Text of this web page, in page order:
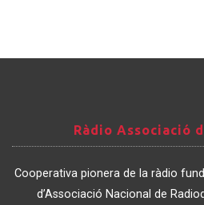
Associació
de
Catalunya
Ràdio Associació
Cooperativa pionera de la ràdio
d’Associació Nacional de